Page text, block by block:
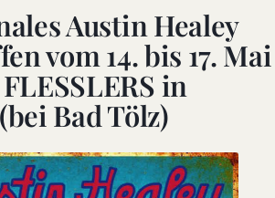
Austin Healey
vom 14. bis 17. Mai
in
Bad Tölz)